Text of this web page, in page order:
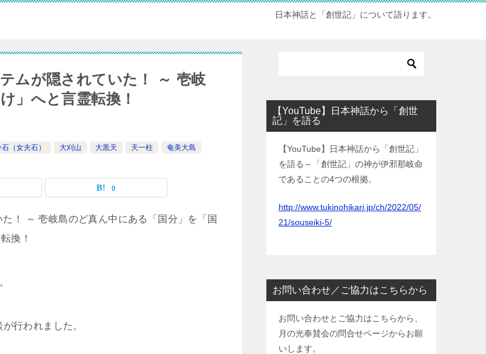
日本神話と「創世記」について語ります。
ムが隠されていた！ ～ 壱岐
」へと言霊転換！
石（女夫石） 大刈山 大黒天 天一柱
奄美大島
0
行われました。
【YouTube】日本神話から「創世
記」を語る
【YouTube】日本神話から「創世記」
を語る～「創世記」の神が伊邪那岐命
であることの4つの根拠。
http://www.tukinohikari.jp/ch/2022/05/
21/souseiki-5/
お問い合わせ／ご協力はこちらから
お問い合わせとご協力はこちらから、
月の光奉賛会の問合せページからお願
いします。